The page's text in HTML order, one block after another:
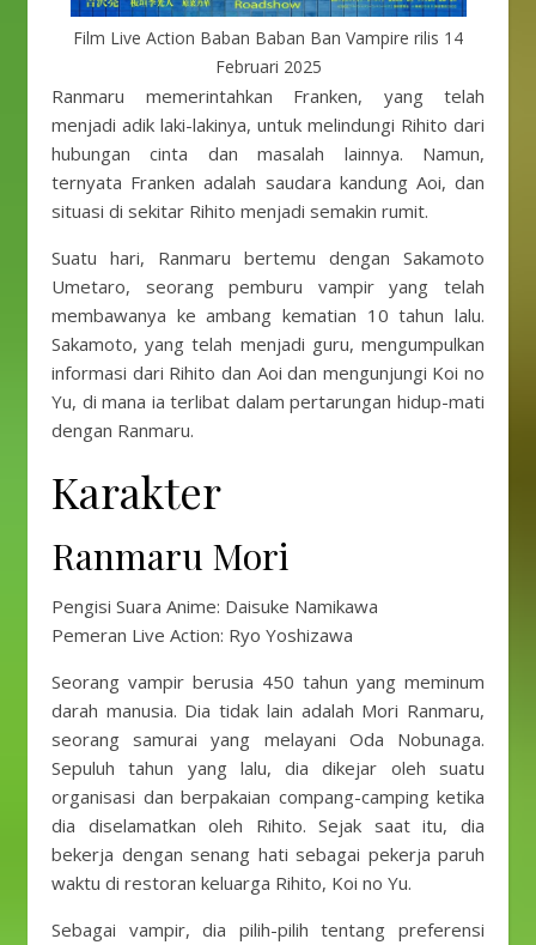
Film Live Action Baban Baban Ban Vampire rilis 14
Februari 2025
Ranmaru memerintahkan Franken, yang telah
menjadi adik laki-lakinya, untuk melindungi Rihito dari
hubungan cinta dan masalah lainnya. Namun,
ternyata Franken adalah saudara kandung Aoi, dan
situasi di sekitar Rihito menjadi semakin rumit.
Suatu hari, Ranmaru bertemu dengan Sakamoto
Umetaro, seorang pemburu vampir yang telah
membawanya ke ambang kematian 10 tahun lalu.
Sakamoto, yang telah menjadi guru, mengumpulkan
informasi dari Rihito dan Aoi dan mengunjungi Koi no
Yu, di mana ia terlibat dalam pertarungan hidup-mati
dengan Ranmaru.
Karakter
Ranmaru Mori
Pengisi Suara Anime: Daisuke Namikawa
Pemeran Live Action: Ryo Yoshizawa
Seorang vampir berusia 450 tahun yang meminum
darah manusia. Dia tidak lain adalah Mori Ranmaru,
seorang samurai yang melayani Oda Nobunaga.
Sepuluh tahun yang lalu, dia dikejar oleh suatu
organisasi dan berpakaian compang-camping ketika
dia diselamatkan oleh Rihito. Sejak saat itu, dia
bekerja dengan senang hati sebagai pekerja paruh
waktu di restoran keluarga Rihito, Koi no Yu.
Sebagai vampir, dia pilih-pilih tentang preferensi